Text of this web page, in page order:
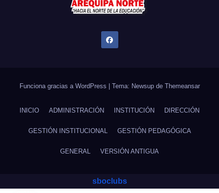
Funciona gracias a WordPress Tema: Newsup de Themeansar
INICIO ADMINISTRACIÓN INSTITUCIÓN DIRECCIÓN
GESTIÓN INSTITUCIONAL GESTIÓN PEDAGÓGICA
GENERAL VERSIÓN ANTIGUA
sboclubs